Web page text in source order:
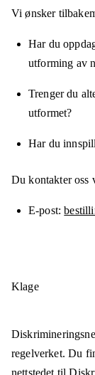
Vi ønsker
Har du
utforming av
Trenger du
utformet?
Har du
Du kontakter oss
E-post
Klage
regelverket. Du